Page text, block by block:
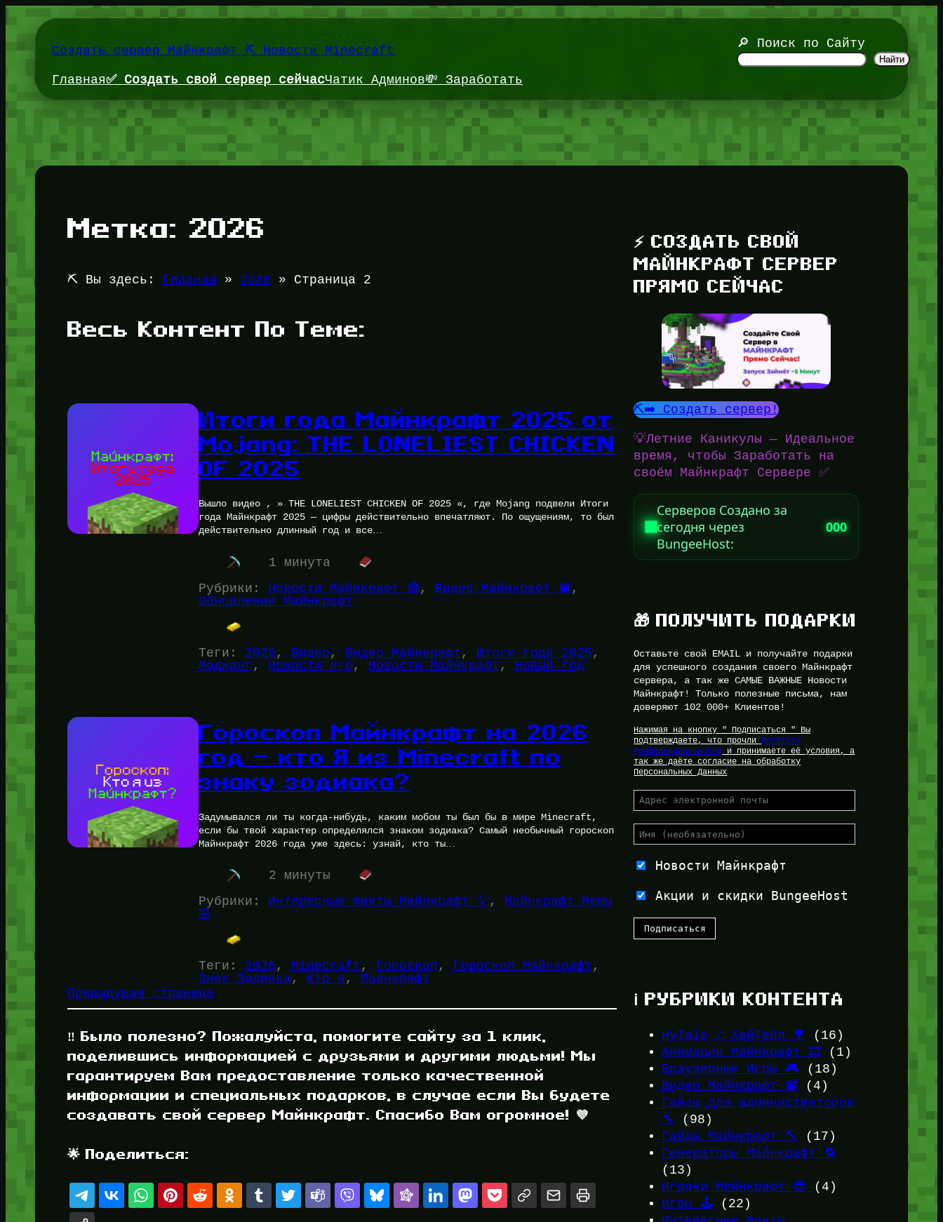
содержимомуСоздать сервер Майнкрафт ⛏️ Новости Minecraft
🔎 Поиск по Сайту
Найти
Главная✅ Создать свой сервер сейчасЧатик Админов💸 Заработать
Метка:2026
⛏️ Вы здесь: Главная » 2026 » Страница 2
Весь Контент По Теме:
Итоги года Майнкрафт 2025 от
Mojang: THE LONELIEST CHICKEN
OF 2025
Вышло видео , » THE LONELIEST CHICKEN OF 2025 «, где Mojang подвели Итоги
года Майнкрафт 2025 — цифры действительно впечатляют. По ощущениям, то был
действительно длинный год и все…
1 минута
Рубрики: Новости Майнкрафт 🔴 , Видео Майнкрафт 📽️
Обновления Майнкрафт
Теги: 2026 , Видео , Видео Майнкрафт , Итоги года 2025
Моджанг , Новости игр , Новости Майнкрафт , Новый год
Гороскоп Майнкрафт на 2026
год — кто Я из Minecraft по
знаку зодиака?
Задумывался ли ты когда-нибудь, каким мобом ты был бы в мире Minecraft,
если бы твой характер определялся знаком зодиака? Самый необычный гороскоп
Майнкрафт 2026 года уже здесь: узнай, кто ты…
2 минуты
Рубрики: Интересные Факты Майнкрафт 💡, Майнкрафт Мемы
🤣
Теги: 2026 , Minecraft , Гороскоп , Гороскоп Майнкрафт
Знак Зодиака, Кто я , Майнкрафт
Предыдущая страница
‼️ Было полезно? Пожалуйста, помогите сайту за 1 клик,
поделившись информацией с друзьями и другими людьми! Мы
гарантируем Вам предоставление только качественной
информации и специальных подарков, в случае если Вы будете
создавать свой сервер Майнкрафт. Спасибо Вам огромное! 💜
🌟 Поделиться:
⚡ СОЗДАТЬ СВОЙ
МАЙНКРАФТ СЕРВЕР
ПРЯМО СЕЙЧАС
⛏️➡️ Создать сервер!
💡Летние Каникулы — Идеальное
время, чтобы Заработать на
своём Майнкрафт Сервере ✅
Серверов Создано за
сегодня через
BungeeHost:
000
🎁 ПОЛУЧИТЬ ПОДАРКИ
Оставьте свой EMAIL и получайте подарки
для успешного создания своего Майнкрафт
сервера, а так же САМЫЕ ВАЖНЫЕ Новости
Майнкрафт! Только полезные письма, нам
доверяют 102 000+ Клиентов!
Нажимая на кнопку " Подписаться " Вы
подтверждаете, что прочли Политику
Конфиденциальности и принимаете её условия, а
так же даёте согласие на обработку
Персональных Данных
Новости Майнкрафт
Акции и скидки BungeeHost
ℹ️ РУБРИКИ КОНТЕНТА
HyTale / ХайТейл 🌳
(16)
Анимации Майнкрафт 🎞️ (1)
Браузерные Игры 🎮 (18)
Видео Майнкрафт 📽️ (4)
Гайды для администраторов
🔧
(98)
Гайды Майнкрафт 🔨
(17)
Генераторы Майнкрафт 🔁
(13)
Игроки Майнкрафт 😎 (4)
Игры 🕹️ (22)